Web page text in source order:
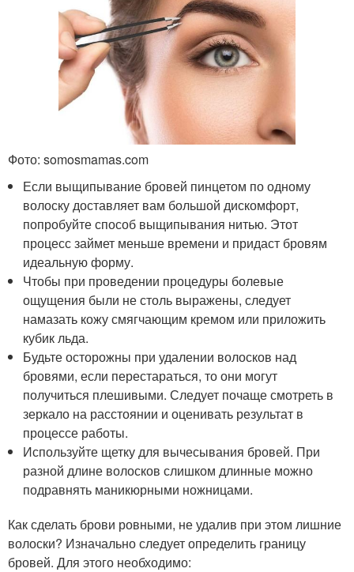
Фото: somosmamas.com
Если выщипывание бровей пинцетом по одному
волоску доставляет вам большой дискомфорт,
попробуйте способ выщипывания нитью. Этот
процесс займет меньше времени и придаст бровям
идеальную форму.
Чтобы при проведении процедуры болевые
ощущения были не столь выражены, следует
намазать кожу смягчающим кремом или приложить
кубик льда.
Будьте осторожны при удалении волосков над
бровями, если перестараться, то они могут
получиться плешивыми. Следует почаще смотреть в
зеркало на расстоянии и оценивать результат в
процессе работы.
Используйте щетку для вычесывания бровей. При
разной длине волосков слишком длинные можно
подравнять маникюрными ножницами.
Как сделать брови ровными, не удалив при этом лишние
волоски? Изначально следует определить границу
бровей. Для этого необходимо: